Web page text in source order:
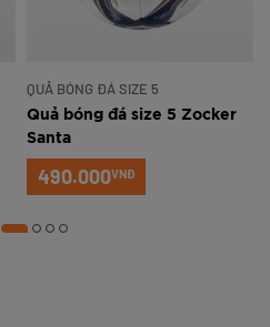
QUẢ BÓNG ĐÁ SIZE 5
Quả bóng đá size 5 Zocker
Santa
490.000VNĐ